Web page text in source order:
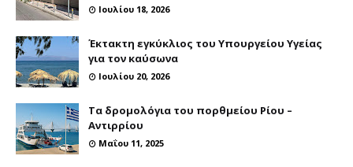
Ιουλίου 18, 2026
Έκτακτη εγκύκλιος του Υπουργείου Υγείας
για τον καύσωνα
Ιουλίου 20, 2026
Τα δρομολόγια του πορθμείου Ρίου –
Αντιρρίου
Μαΐου 11, 2025